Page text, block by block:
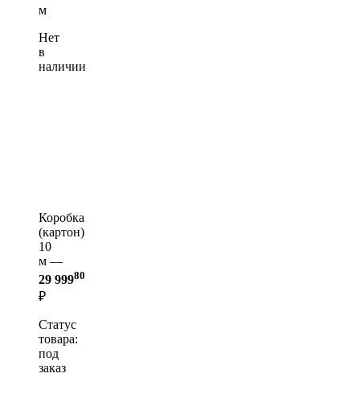
м
Нет
в
наличии
Коробка
(картон)
10
м —
29 99980
₽
Статус
товара:
под
заказ